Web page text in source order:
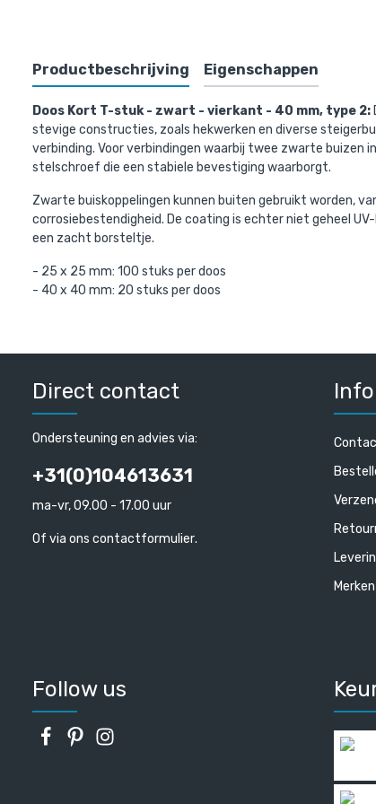
Productbeschrijving Eigenschappen
Doos Kort T-stuk - zwart - vierkant - 40 mm, type 2:
stevige constructies, zoals hekwerken en diverse
verbinding. Voor verbindingen waarbij twee zwarte buizen
stelschroef die een stabiele bevestiging waarborgt.
Zwarte buiskoppelingen kunnen buiten gebruikt worden,
corrosiebestendigheid. De coating is echter niet geheel
een zacht borsteltje.
- 25 x 25 mm: 100 stuks per doos
- 40 x 40 mm: 20 stuks per doos
€
Follow us
Direct contact
Ondersteuning en advies via:
+31(0)104613631
ma-vr, 09.00 - 17.00 uur
Of via ons contactformulier.